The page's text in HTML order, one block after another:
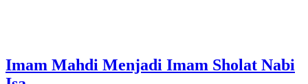
Imam Mahdi Menjadi Imam Sholat Nabi